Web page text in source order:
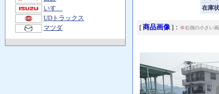
いすゞ
UDトラックス
マツダ
在庫
[ 商品画像 ]： ※右側の小さい